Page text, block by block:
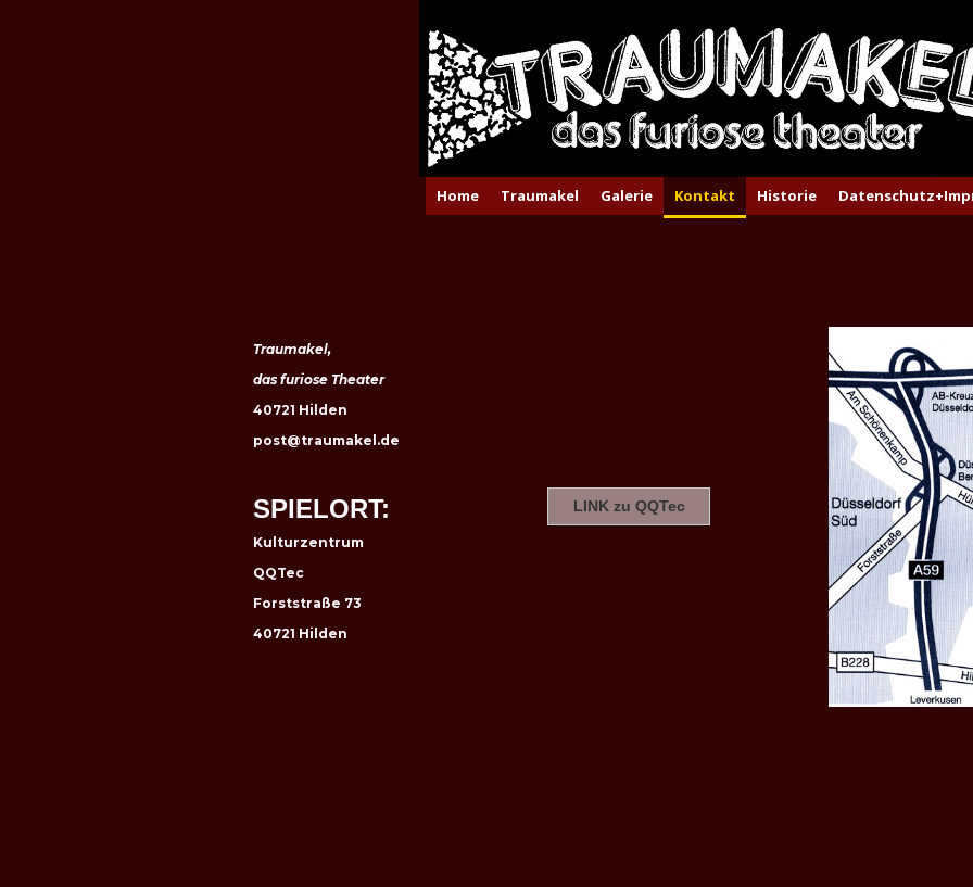
Home Traumakel Galerie Kontakt Historie
Traumakel,
das furiose Theater
40721 Hilden
post@traumakel.de
SPIELORT:
Kulturzentrum
QQTec
Forststraße 73
40721 Hilden
LINK zu QQTec